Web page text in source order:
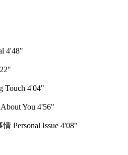
4'48"
Touch 4'04"
You 4'56"
Personal Issue 4'08"